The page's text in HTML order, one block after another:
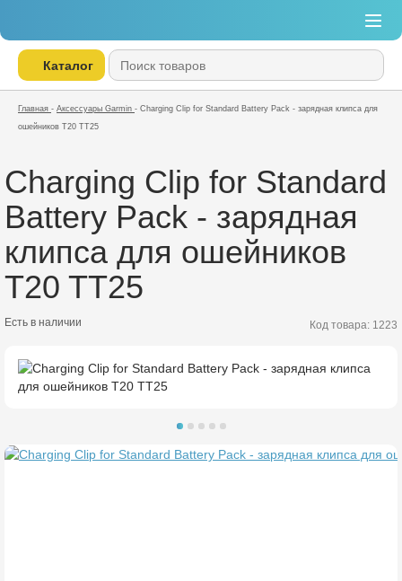
Каталог
Главная - Аксессуары Garmin - Charging Clip for Standard Battery Pack - зарядная клипса для
ошейников T20 TT25
Charging Clip for Standard
Battery Pack - зарядная
клипса для ошейников
T20 TT25
Есть в наличии Код товара: 1223